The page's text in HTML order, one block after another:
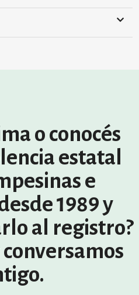
o conocés
estatal
e
1989 y
al registro?
conversamos